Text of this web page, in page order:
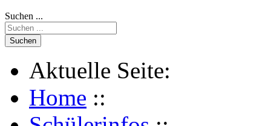
Suchen ...
Suchen
Aktuelle Seite:
Home ::